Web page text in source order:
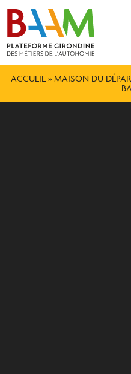
ACCUEIL » MAISON DU